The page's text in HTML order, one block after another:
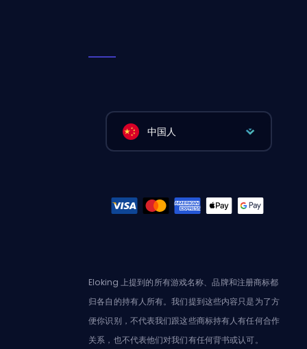
中国人
Eloking 上提到的所有游戏名称、品牌和注册商标都
归各自的持有人所有。我们提到这些内容只是为了方
便你识别，不代表我们跟这些商标持有人有任何合作
关系，也不代表他们对我们有任何背书或认可。